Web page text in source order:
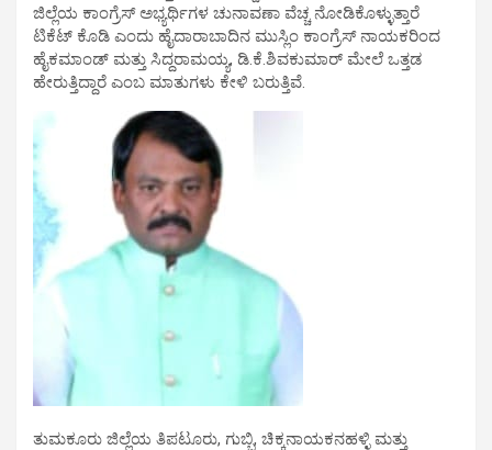
ಜಿಲ್ಲೆಯ ಕಾಂಗ್ರೆಸ್ ಅಭ್ಯರ್ಥಿಗಳ ಚುನಾವಣಾ ವೆಚ್ಚ ನೋಡಿಕೊಳ್ಳುತ್ತಾರೆ
ಟಿಕೆಟ್ ಕೊಡಿ ಎಂದು ಹೈದಾರಾಬಾದಿನ ಮುಸ್ಲಿಂ ಕಾಂಗ್ರೆಸ್ ನಾಯಕರಿಂದ
ಹೈಕಮಾಂಡ್ ಮತ್ತು ಸಿದ್ದರಾಮಯ್ಯ, ಡಿ.ಕೆ.ಶಿವಕುಮಾರ್ ಮೇಲೆ ಒತ್ತಡ
ಹೇರುತ್ತಿದ್ದಾರೆ ಎಂಬ ಮಾತುಗಳು ಕೇಳಿ ಬರುತ್ತಿವೆ.
ತುಮಕೂರು ಜಿಲ್ಲೆಯ ತಿಪಟೂರು, ಗುಬ್ಬಿ, ಚಿಕ್ಕನಾಯಕನಹಳ್ಳಿ ಮತ್ತು